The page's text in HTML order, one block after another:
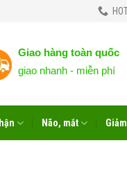
Giao hàng toàn quốc
giao nhanh - miễn phí
Não, mắt